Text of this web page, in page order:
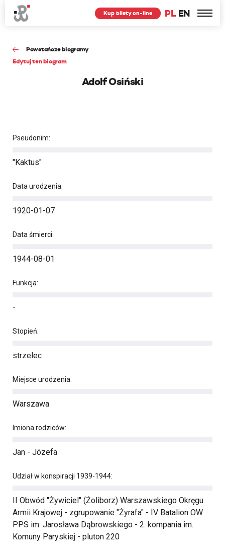
PL EN
Kup bilety on-line
Powstańcze biogramy
Edytuj ten biogram
Adolf Osiński
Pseudonim:
"Kaktus"
Data urodzenia:
1920-01-07
Data śmierci:
1944-08-01
Funkcja:
-
Stopień:
strzelec
Miejsce urodzenia:
Warszawa
Imiona rodziców:
Jan - Józefa
Udział w konspiracji 1939-1944:
II Obwód "Żywiciel" (Żoliborz) Warszawskiego Okręgu
Armii Krajowej - zgrupowanie "Żyrafa" - IV Batalion OW
PPS im. Jarosława Dąbrowskiego - 2. kompania im.
Komuny Paryskiej - pluton 220